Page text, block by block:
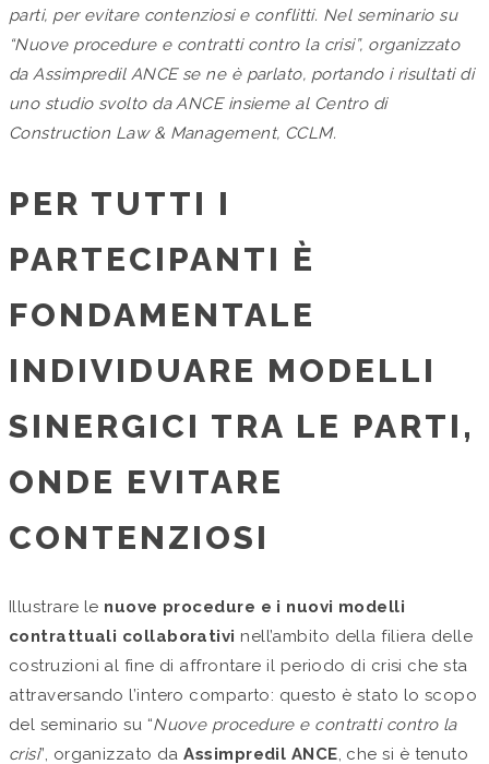
parti, per evitare contenziosi e conflitti. Nel seminario su
“Nuove procedure e contratti contro la crisi”, organizzato
da Assimpredil ANCE se ne è parlato, portando i risultati di
uno studio svolto da ANCE insieme al Centro di
Construction Law & Management, CCLM.
PER TUTTI I
PARTECIPANTI È
FONDAMENTALE
INDIVIDUARE MODELLI
SINERGICI TRA LE PARTI,
ONDE EVITARE
CONTENZIOSI
Illustrare le nuove procedure e i nuovi modelli
contrattuali collaborativi nell’ambito della filiera delle
costruzioni al fine di affrontare il periodo di crisi che sta
attraversando l’intero comparto: questo è stato lo scopo
del seminario su “Nuove procedure e contratti contro la
crisi”, organizzato daAssimpredil ANCE , che si è tenuto